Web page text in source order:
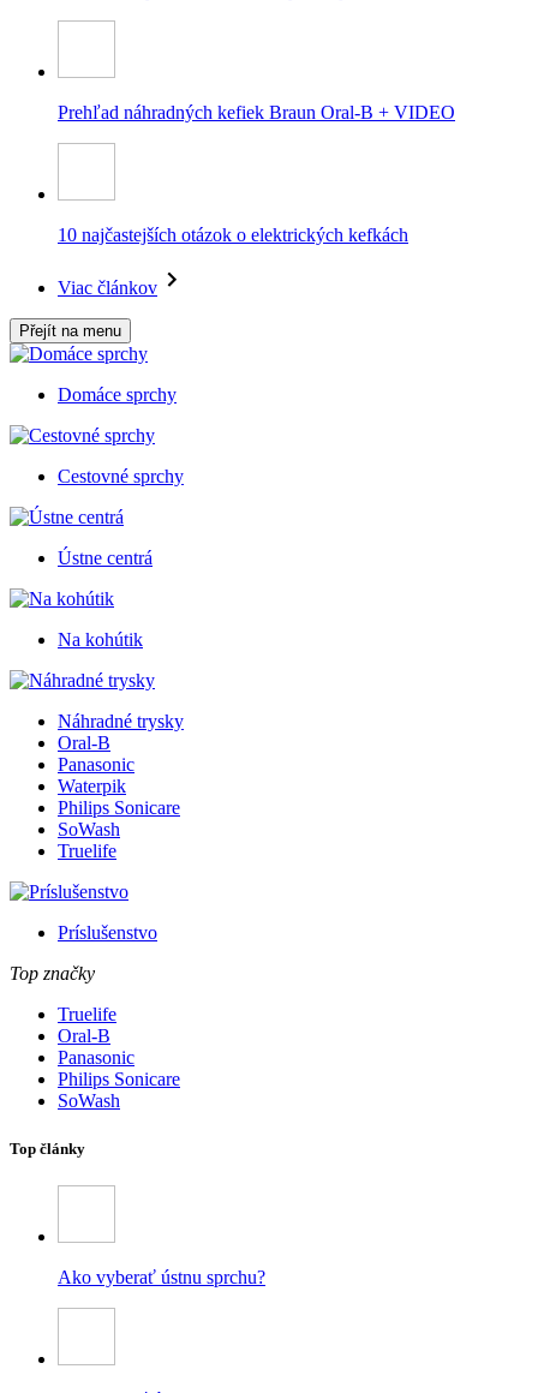
Prehľad náhradných kefiek Braun Oral-B + VIDEO
10 najčastejších otázok o elektrických kefkách
Viac článkov
Přejít na menu
Domáce sprchy
Cestovné sprchy
Ústne centrá
Na kohútik
Náhradné trysky
Oral-B
Panasonic
Waterpik
Philips Sonicare
SoWash
Truelife
Príslušenstvo
Top značky
Truelife
Oral-B
Panasonic
Philips Sonicare
SoWash
Top články
Ako vyberať ústnu sprchu?